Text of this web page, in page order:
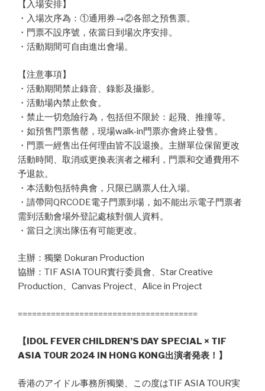
【入場安排】
・入場次序為：①通用券→②各部之預售票。
・門票不設序號，依當日到場次序安排。
・活動期間可自由進出會場。
【注意事項】
・活動期間禁止錄音、錄影及攝影。
・活動場內禁止飲食。
・禁止一切危險行為，包括但不限於：起飛、推撞等。
・如預售門票售罄，現場walk-in門票亦會終止發售。
・門票一經售出任何理由皆不設退換。主辦單位保留更改
活動時間、取消或更換表演者之權利，門票和交通費用不
予退款。
・本活動包括特典會，只限已購票人仕入場。
・請帶同QRCODE電子門票到場，如不能出示電子門票者
需到活動會場外登記處核對個人資料。
・當日之演出隊伍有可能更改。
主辦：獨樂 Dokuran Production
協辦：TIF ASIA TOUR實行委員會、Star Creative
Production、Canvas Project、Alice in Project
======================================
【IDOL FEVER CHILDREN’S DAY SPECIAL × TIF
ASIA TOUR 2024 IN HONG KONG出演者発表！】
香港のアイドル事務所獨樂、この度はTIF ASIA TOUR実